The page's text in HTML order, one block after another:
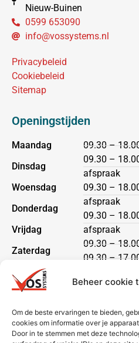
Beheer cookie
Om de beste ervaringen te bieden,
cookies om informatie over je
Door in te stemmen met deze
Nieuw-Buinen
0599 653090
info@vossystems.nl
Privacybeleid
Cookiebeleid
Sitemap
Openingstijden
Maandag
Dinsdag
Woensdag
Donderdag
Vrijdag
Zaterdag
Zondag
09.30 –
09.30 –
afspraak
09.30 –
afspraak
09.30 –
afspraak
09.30 –
09.30 –
Heeft u een vraag?